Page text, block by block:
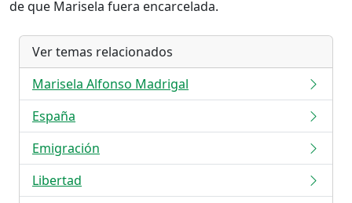
de que Marisela fuera encarcelada.
Ver temas relacionados
Marisela Alfonso Madrigal
España
Emigración
Libertad